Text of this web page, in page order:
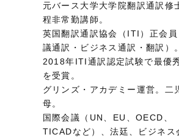
元バース大学大学院翻訳通訳修
程非常勤講師。
英国翻訳通訳協会（ITI）正会員
議通訳・ビジネス通訳・翻訳）。
2018年ITI通訳認定試験で最優
を受賞。
グリンズ・アカデミー運営。二
母。
国際会議（UN、EU、OECD、
TICADなど）、法廷、ビジネス